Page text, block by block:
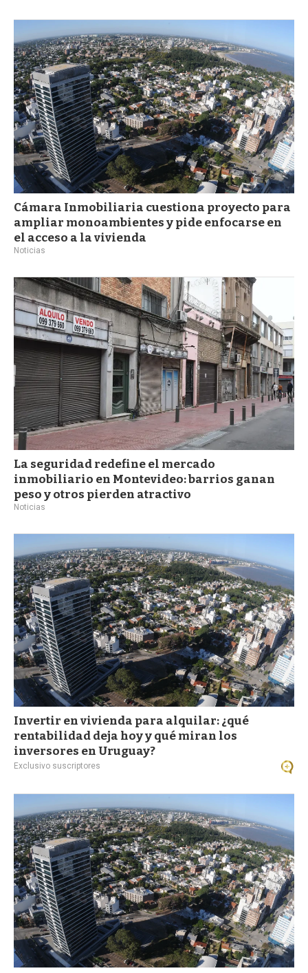
Cámara Inmobiliaria cuestiona proyecto para
ampliar monoambientes y pide enfocarse en
el acceso a la vivienda
Noticias
La seguridad redefine el mercado
inmobiliario en Montevideo: barrios ganan
peso y otros pierden atractivo
Noticias
Invertir en vivienda para alquilar: ¿qué
rentabilidad deja hoy y qué miran los
inversores en Uruguay?
Exclusivo suscriptores